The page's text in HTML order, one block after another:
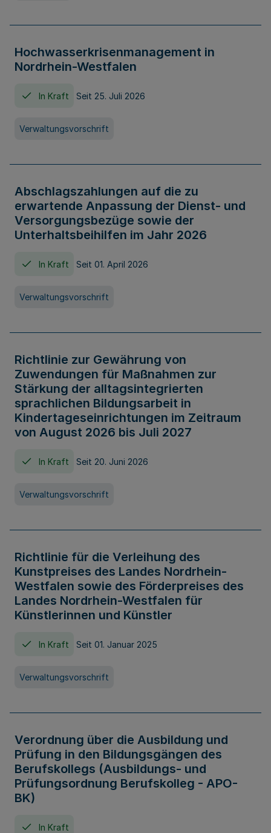
Hochwasserkrisenmanagement in
Nordrhein-Westfalen
In Kraft Seit 25. Juli 2026
Verwaltungsvorschrift
Abschlagszahlungen auf die zu
erwartende Anpassung der Dienst- und
Versorgungsbezüge sowie der
Unterhaltsbeihilfen im Jahr 2026
In Kraft Seit 01. April 2026
Verwaltungsvorschrift
Richtlinie zur Gewährung von
Zuwendungen für Maßnahmen zur
Stärkung der alltagsintegrierten
sprachlichen Bildungsarbeit in
Kindertageseinrichtungen im Zeitraum
von August 2026 bis Juli 2027
In Kraft Seit 20. Juni 2026
Verwaltungsvorschrift
Richtlinie für die Verleihung des
Kunstpreises des Landes Nordrhein-
Westfalen sowie des Förderpreises des
Landes Nordrhein-Westfalen für
Künstlerinnen und Künstler
In Kraft Seit 01. Januar 2025
Verwaltungsvorschrift
Verordnung über die Ausbildung und
Prüfung in den Bildungsgängen des
Berufskollegs (Ausbildungs- und
Prüfungsordnung Berufskolleg - APO-
BK)
In Kraft